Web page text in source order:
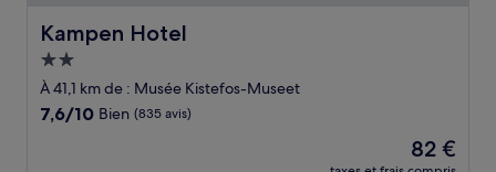
Kampen Hotel
Kampen Hotel
Hébergement
2.0 étoiles
À 41,1 km de : Musée Kistefos-Museet
7.6
7,6/10 Bien (835 avis)
Le
nouveau
82 €